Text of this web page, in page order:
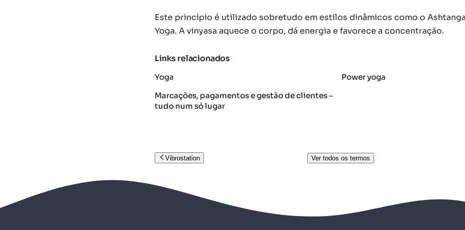
Este princípio é utilizado sobretudo em estilos dinâmicos como o
Yoga. A vinyasa aquece o corpo, dá energia e favorece a concentração.
Links relacionados
Yoga
Power yoga
Marcações, pagamentos e gestão de clientes –
tudo num só lugar
Vibrostation Ver todos os termos